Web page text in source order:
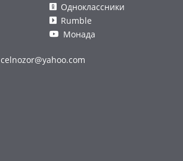
Одноклассники
Rumble
Монада
celnozor@yahoo.com